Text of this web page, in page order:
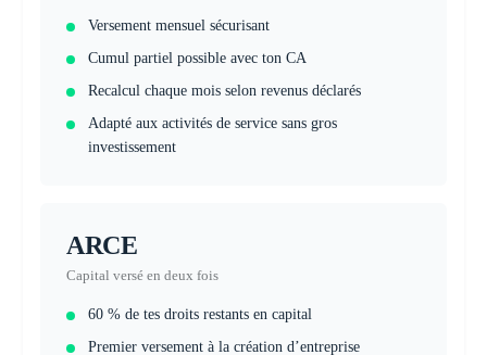
Versement mensuel sécurisant
Cumul partiel possible avec ton CA
Recalcul chaque mois selon revenus déclarés
Adapté aux activités de service sans gros
investissement
ARCE
Capital versé en deux fois
60 % de tes droits restants en capital
Premier versement à la création d’entreprise